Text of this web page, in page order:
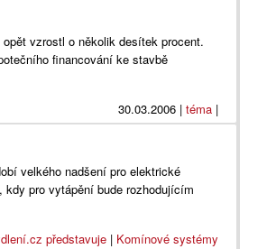
vzrostl o několik desítek procent.
financování ke stavbě
30.03.2006| téma|
velkého nadšení pro elektrické
pro vytápění bude rozhodujícím
představuje| Komínové systémy